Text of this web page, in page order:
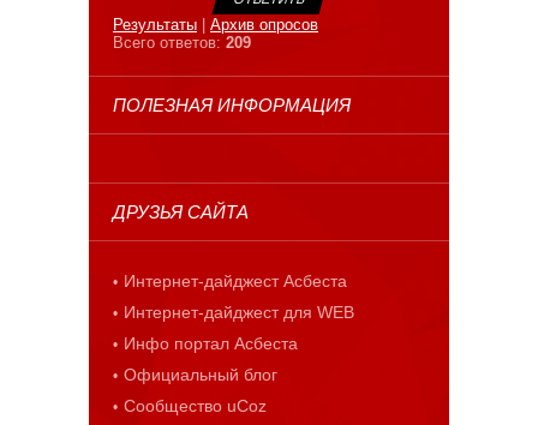
Результаты
Архив опросов
Всего ответов: 209
ПОЛЕЗНАЯ ИНФОРМАЦИЯ
ДРУЗЬЯ САЙТА
Интернет-дайджест Асбеста
Интернет-дайджест для WEB
Инфо портал Асбеста
Официальный блог
Сообщество uCoz